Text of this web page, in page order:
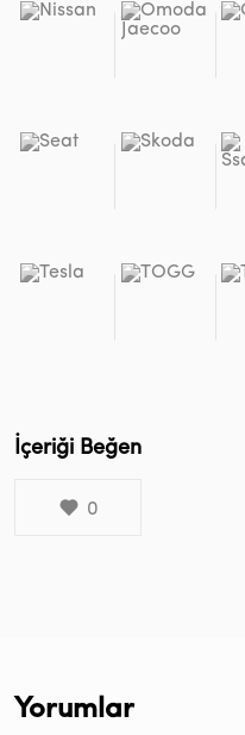
İçeriği Beğen
0
Yorumlar